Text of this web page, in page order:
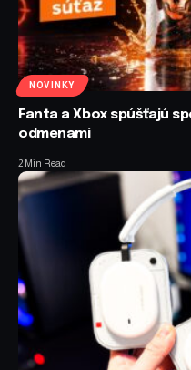
NOVINKY
Fanta a Xbox spúšťajú
odmenami
2 Min Read